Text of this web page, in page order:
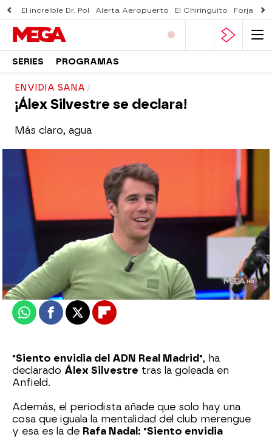
El increíble Dr. Pol Alerta Aeropuerto El Chiringuito Forjado
SERIES PROGRAMAS
ENVIDIA SANA
¡Álex Silvestre se declara!
Más claro, agua
El Chiringuito
Actualizado: 22 de febrero de 2023, 06:00
Publicado:22 de febrero de 2023, 01:30
WhatsappFacebook
X Flipboard
"Siento envidia del ADN Real Madrid", ha
declarado Álex Silvestre tras la goleada en
Anfield.
Además, el periodista añade que solo hay una
cosa que iguala la mentalidad del club merengue
y esa es la de Rafa Nadal: "Siento envidia